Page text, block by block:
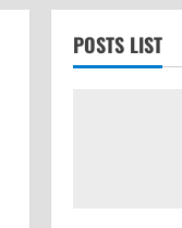
POSTS LIST